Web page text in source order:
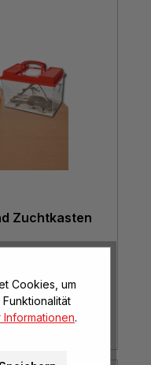
Zuchtkasten
Cookies, um
Informationen.